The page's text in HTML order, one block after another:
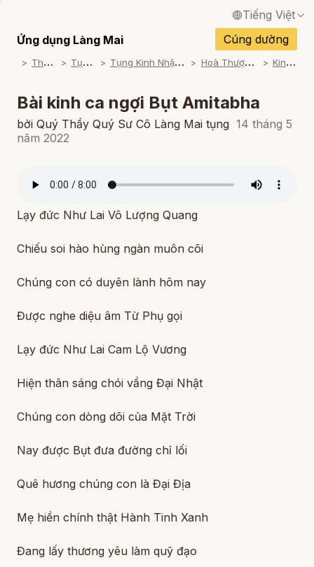
Tiếng Việt
English / Tiếng Anh
Français / Tiếng Pháp
Español / Tiếng Tây Ban Nha
Deutsch / Tiếng Đức
Português / Tiếng Bồ Đào Nha
Ứng dụng Làng Mai
Cúng dường
T
ham khảo T
ụng Kinh T
ụng Kinh Nhật Tụng Thiền Môn H
oà Thượng Tịnh Quang K
inh Tụng
Bài kinh ca ngợi Bụt Amitabha
bởi Quý Thầy Quý Sư Cô Làng Mai tụng 14 tháng 5
năm 2022
Lạy đức Như Lai Vô Lượng Quang
Chiếu soi hào hùng ngàn muôn cõi
Chúng con có duyên lành hôm nay
Được nghe diệu âm Từ Phụ gọi
Lạy đức Như Lai Cam Lộ Vương
Hiện thân sáng chói vầng Đại Nhật
Chúng con dòng dõi của Mặt Trời
Nay được Bụt đưa đường chỉ lối
Quê hương chúng con là Đại Địa
Mẹ hiền chính thật Hành Tinh Xanh
Đang lấy thương yêu làm quỹ đạo